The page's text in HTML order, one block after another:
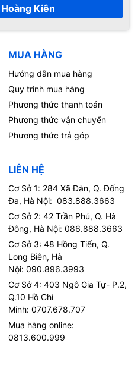
Kiên
MUA HÀNG
Hướng dẫn mua hàng
Quy trình mua hàng
Phương thức thanh toán
Phương thức vận chuyển
Phương thức trả góp
LIÊN HỆ
Cơ Sở 1: 284 Xã Đàn, Q. Đống
Đa, Hà Nội: 083.888.3663
Cơ Sở 2: 42 Trần Phú, Q. Hà
Đông, Hà Nội: 086.888.3663
Cơ Sở 3: 48 Hồng Tiến, Q.
Long Biên, Hà
Nội: 090.896.3993
Cơ Sở 4: 403 Ngô Gia Tự- P.2,
Q.10 Hồ Chí
Minh: 0707.678.707
Mua hàng online:
0813.600.999